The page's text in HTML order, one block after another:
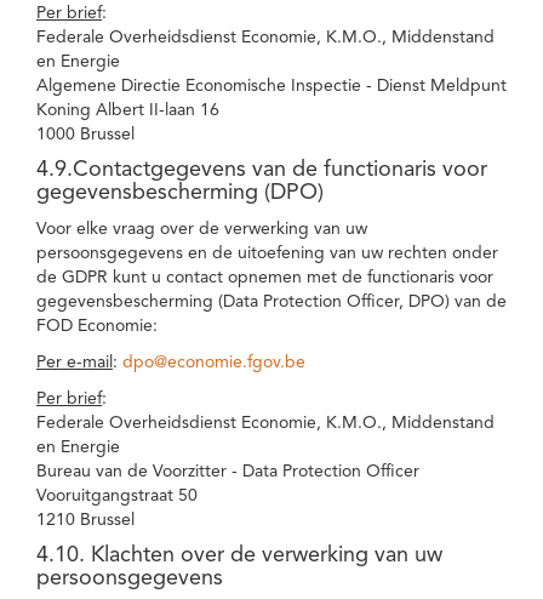
Per brief:
Federale Overheidsdienst Economie, K.M.O., Middenstand
en Energie
Algemene Directie Economische Inspectie - Dienst Meldpunt
Koning Albert II-laan 16
1000 Brussel
4.9.Contactgegevens van de functionaris voor
gegevensbescherming (DPO)
Voor elke vraag over de verwerking van uw
persoonsgegevens en de uitoefening van uw rechten onder
de GDPR kunt u contact opnemen met de functionaris voor
gegevensbescherming (Data Protection Officer, DPO) van de
FOD Economie:
Per e-mail : dpo@economie.fgov.be
Per brief:
Federale Overheidsdienst Economie, K.M.O., Middenstand
en Energie
Bureau van de Voorzitter - Data Protection Officer
Vooruitgangstraat 50
1210 Brussel
4.10. Klachten over de verwerking van uw
persoonsgegevens